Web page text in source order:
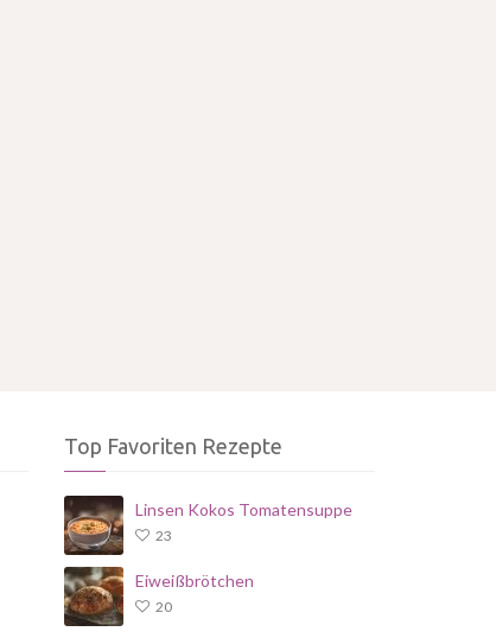
Top Favoriten Rezepte
Linsen Kokos Tomatensuppe
23
Eiweißbrötchen
20